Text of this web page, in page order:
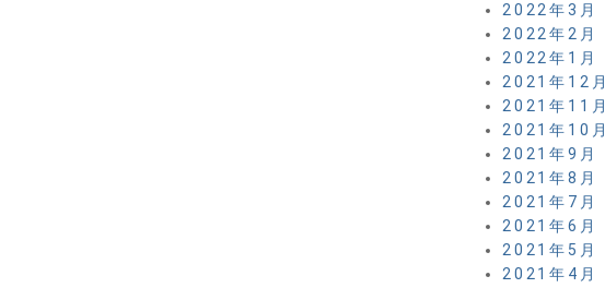
2022年3月
2022年2月
2022年1月
2021年12月
2021年11月
2021年10月
2021年9月
2021年8月
2021年7月
2021年6月
2021年5月
2021年4月